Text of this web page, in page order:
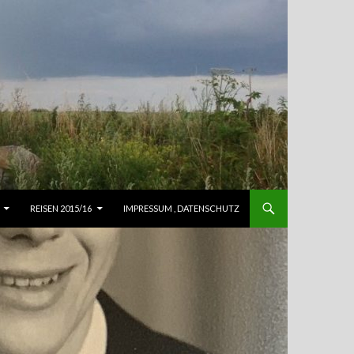
REISEN 2015/16 IMPRESSUM , DATENSCHUTZ